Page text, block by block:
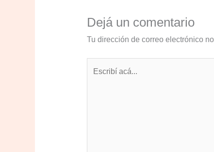
Dejá un comentario
Tu dirección de correo electrónico